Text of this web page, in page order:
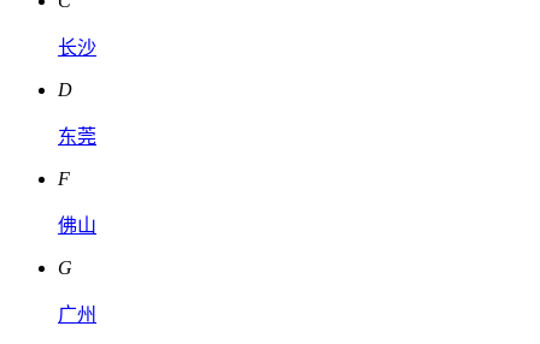
长沙
D
东莞
F
佛山
G
广州